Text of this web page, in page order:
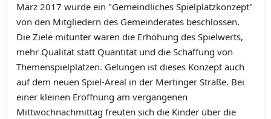
März 2017 wurde ein "Gemeindliches Spielplatzkonzept"
von den Mitgliedern des Gemeinderates beschlossen.
Die Ziele mitunter waren die Erhöhung des Spielwerts,
mehr Qualität statt Quantität und die Schaffung von
Themenspielplätzen. Gelungen ist dieses Konzept auch
auf dem neuen Spiel-Areal in der Mertinger Straße. Bei
einer kleinen Eröffnung am vergangenen
Mittwochnachmittag freuten sich die Kinder über die